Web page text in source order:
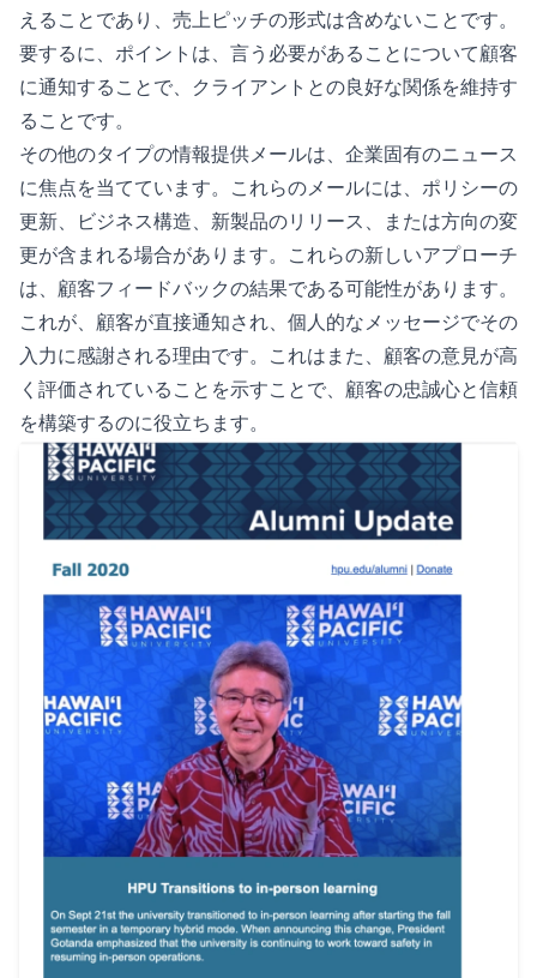
えることであり、売上ピッチの形式は含めないことです。
要するに、ポイントは、言う必要があることについて顧客
に通知することで、クライアントとの良好な関係を維持す
ることです。
その他のタイプの情報提供メールは、企業固有のニュース
に焦点を当てています。これらのメールには、ポリシーの
更新、ビジネス構造、新製品のリリース、または方向の変
更が含まれる場合があります。これらの新しいアプローチ
は、顧客フィードバックの結果である可能性があります。
これが、顧客が直接通知され、個人的なメッセージでその
入力に感謝される理由です。これはまた、顧客の意見が高
く評価されていることを示すことで、顧客の忠誠心と信頼
を構築するのに役立ちます。